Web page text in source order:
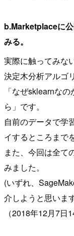
b.Marketplaceに
みる。
実際に触ってみな
決定木分析アルゴ
「なぜsklearnな
ら」です。
自前のデータで学
イするところまで
また、今回は全て
みました。
(いずれ、
介しようと思いま
（2018年12月7日